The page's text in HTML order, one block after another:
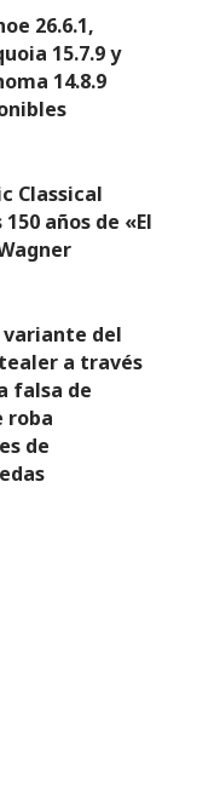
26.6.1,
15.7.9 y
14.8.9
Classical
años de «El
variante del
a través
falsa de
roba
de